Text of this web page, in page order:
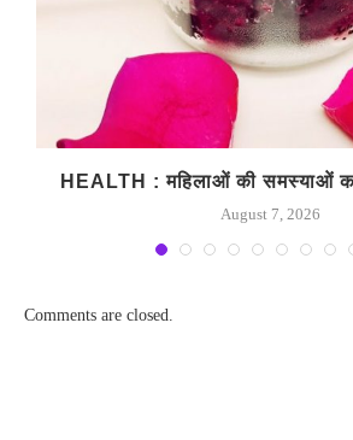
HEALTH : महिलाओं की समस्‍याओं
August 7, 2026
Comments are closed.